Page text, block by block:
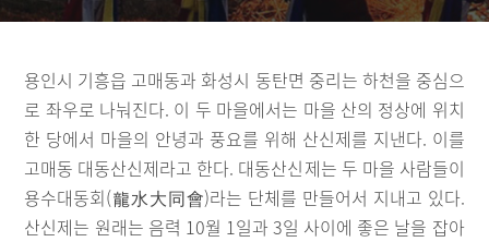
용인시 기흥읍 고매동과 화성시 동탄면 중리는 하천을 중심으
로 좌우로 나눠진다. 이 두 마을에서는 마을 산의 정상에 위치
한 당에서 마을의 안녕과 풍요를 위해 산신제를 지낸다. 이를
고매동 대동산신제라고 한다. 대동산신제는 두 마을 사람들이
용수대동회(龍水大同會)라는 단체를 만들어서 지내고 있다.
산신제는 원래는 음력 10월 1일과 3일 사이에 좋은 날을 잡아